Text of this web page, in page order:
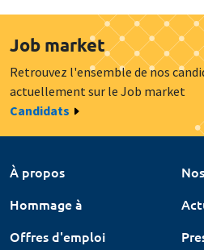
Job market
Retrouvez l'ensemble de nos
actuellement sur le Job market
Candidats
À propos
Hommage à
Offres d'emploi